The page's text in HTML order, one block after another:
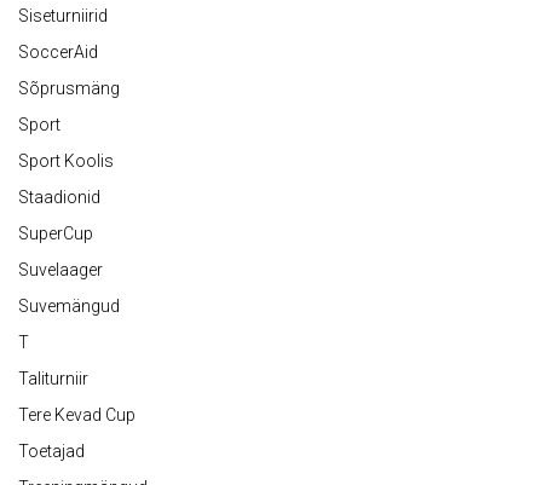
Siseturniirid
SoccerAid
Sõprusmäng
Sport
Sport Koolis
Staadionid
SuperCup
Suvelaager
Suvemängud
T
Taliturniir
Tere Kevad Cup
Toetajad